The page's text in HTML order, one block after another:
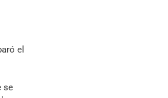
el
se